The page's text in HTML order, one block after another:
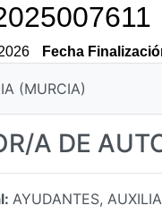
Fecha
(MURCIA)
A DE
AYUDANTES,